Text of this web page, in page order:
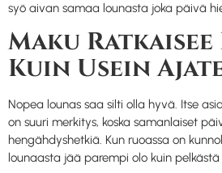
syö aivan samaa lounasta joka päivä
Maku Ratkaisee
Kuin Usein
Nopea lounas saa silti olla hyvä. Itse
on suuri merkitys, koska samanlaiset
hengähdyshetkiä. Kun ruoassa on
lounaasta jää parempi olo kuin